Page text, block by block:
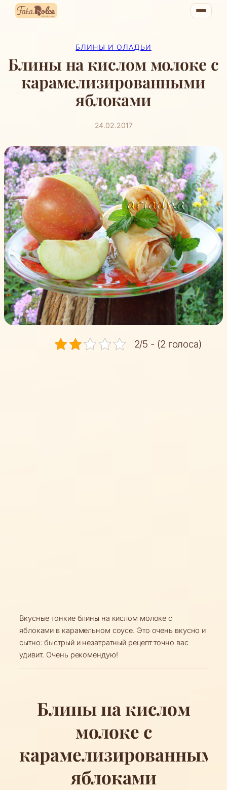
Перейти
БЛИНЫ И ОЛАДЬИ
Блины на кислом молоке с
карамелизированными
яблоками
24.02.2017
2/5 - (2 голоса)
Вкусные тонкие блины на кислом молоке с
яблоками в карамельном соусе. Это очень вкусно и
сытно: быстрый и незатратный рецепт точно вас
удивит. Очень рекомендую!
Блины на кислом
молоке с
карамелизированными
яблоками